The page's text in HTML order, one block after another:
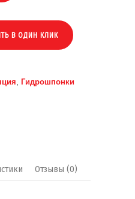
Гидрошпонки
Отзывы (0)